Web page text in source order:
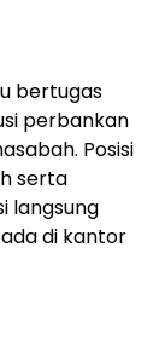
bertugas
perbankan
Posisi
serta
langsung
di kantor